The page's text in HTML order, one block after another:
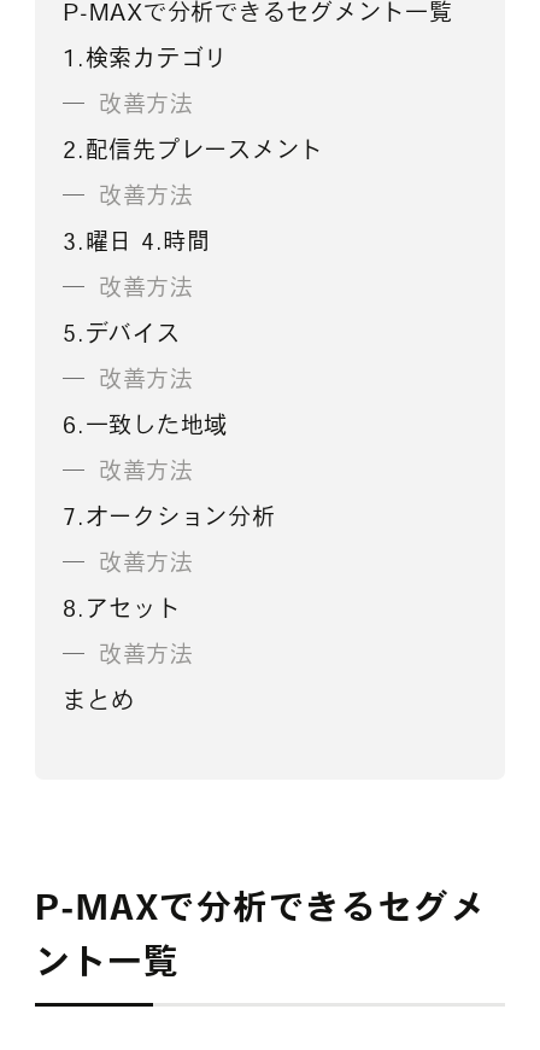
P-MAXで分析できるセグメント一覧
1.検索カテゴリ
改善方法
2.配信先プレースメント
改善方法
3.曜日 4.時間
改善方法
5.デバイス
改善方法
6.一致した地域
改善方法
7.オークション分析
改善方法
8.アセット
改善方法
まとめ
P-MAXで分析できるセグメ
ント一覧